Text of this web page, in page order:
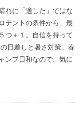
れに「適した」ではな
テントの条件から、最
つ＋１。自信を持って
日差しと暑さ対策。春
ンプ日和なので、気に